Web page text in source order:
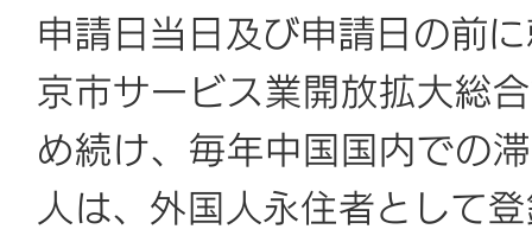
申請日当日及び申請日の前
京市サービス業開放拡大総
め続け、毎年中国国内での
人は、外国人永住者として